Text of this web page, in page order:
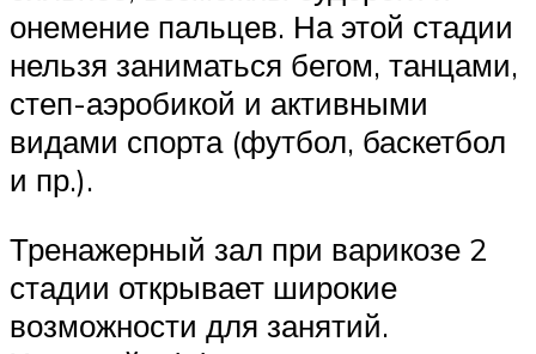
онемение пальцев. На этой стадии
нельзя заниматься бегом, танцами,
степ-аэробикой и активными
видами спорта (футбол, баскетбол
и пр.).
Тренажерный зал при варикозе 2
стадии открывает широкие
возможности для занятий.